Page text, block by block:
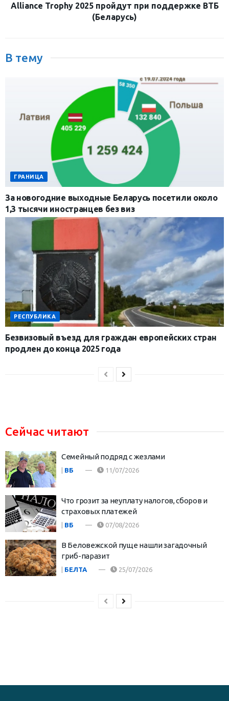
Alliance Trophy 2025 пройдут при поддержке ВТБ
(Беларусь)
В тему
ГРАНИЦА
За новогодние выходные Беларусь посетили около
1,3 тысячи иностранцев без виз
РЕСПУБЛИКА
Безвизовый въезд для граждан европейских стран
продлен до конца 2025 года
Сейчас читают
Семейный подряд с жезлами
| ВБ 11/07/2026
Что грозит за неуплату налогов, сборов и
страховых платежей
ВБ 07/08/2026
В Беловежской пуще нашли загадочный
гриб-паразит
| БЕЛТА 25/07/2026